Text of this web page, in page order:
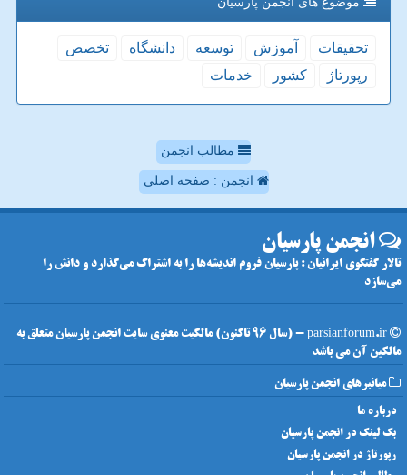
تحقیقات آموزش توسعه دانشگاه
تخصص
رپورتاژ
كشور خدمات
مطالب انجمن
انجمن : صفحه اصلی
انجمن پارسیان
تالار گفتگوی ایرانیان : پارسیان فروم اندیشه‌ها را به اشتراک می‌گذارد و دانش را
می‌سازد
parsianforum.ir - (سال 96 تاکنون) مالکیت معنوی سایت انجمن پارسیان متعلق به
مالکین آن می باشد
میانبرهای انجمن پارسیان
درباره ما
بک لینک در انجمن پارسیان
رپورتاژ در انجمن پارسیان